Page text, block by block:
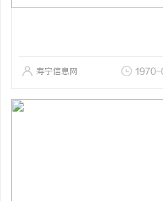
寿宁信息网 1970-